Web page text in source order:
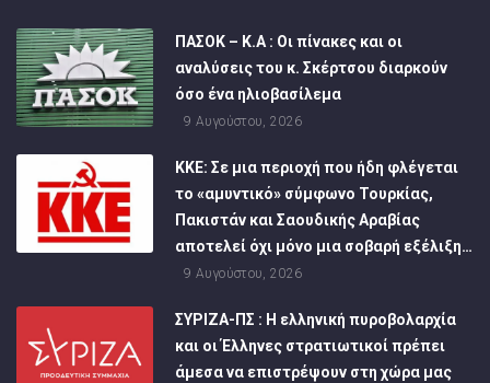
ΠΑΣΟΚ – Κ.Α : Οι πίνακες και οι
αναλύσεις του κ. Σκέρτσου διαρκούν
όσο ένα ηλιοβασίλεμα
9 Αυγούστου, 2026
ΚΚΕ: Σε μια περιοχή που ήδη φλέγεται
το «αμυντικό» σύμφωνο Τουρκίας,
Πακιστάν και Σαουδικής Αραβίας
αποτελεί όχι μόνο μια σοβαρή εξέλιξη…
9 Αυγούστου, 2026
ΣΥΡΙΖΑ-ΠΣ : Η ελληνική πυροβολαρχία
και οι Έλληνες στρατιωτικοί πρέπει
άμεσα να επιστρέψουν στη χώρα μας